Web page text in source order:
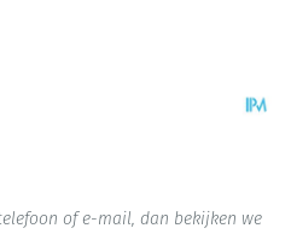
of e-mail, dan bekijken we